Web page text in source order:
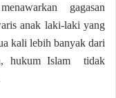
gagasan
anak laki-laki yang
kali lebih banyak dari
hukum Islam tidak